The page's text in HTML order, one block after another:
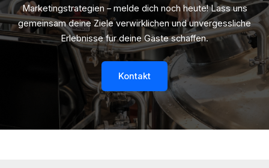
Marketingstrategien – melde dich noch heute! Lass uns
gemeinsam deine Ziele verwirklichen und unvergessliche
Erlebnisse für deine Gäste schaffen.
Kontakt